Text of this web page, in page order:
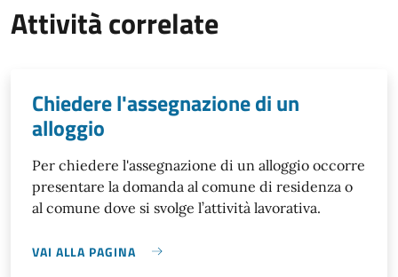
Attività correlate
Chiedere l'assegnazione di un
alloggio
Per chiedere l'assegnazione di un alloggio occorre
presentare la domanda al comune di residenza o
al comune dove si svolge l’attività lavorativa.
VAI ALLA PAGINA